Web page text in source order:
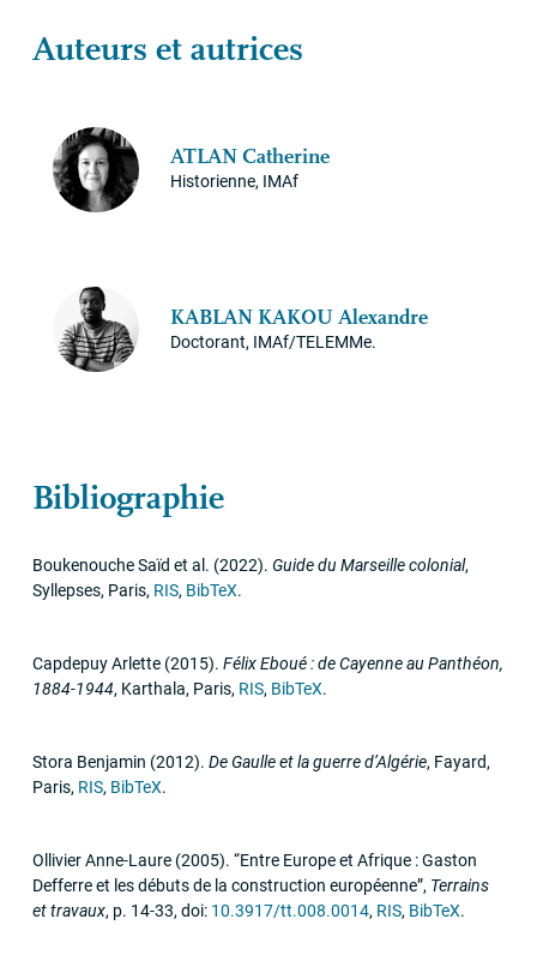
Auteurs et autrices
ATLANCatherine
Historienne, IMAf
KABLAN KAKOUAlexandre
Doctorant, IMAf/TELEMMe.
Bibliographie
Boukenouche Saïd et al. (2022). Guide du Marseille colonial,
Syllepses, Paris, RIS, BibTeX.
Capdepuy Arlette (2015). Félix Eboué : de Cayenne au Panthéon,
1884-1944, Karthala, Paris, RIS, BibTeX.
Stora Benjamin (2012). De Gaulle et la guerre d’Algérie, Fayard,
Paris, RIS, BibTeX.
Ollivier Anne-Laure (2005). “Entre Europe et Afrique : Gaston
Defferre et les débuts de la construction européenne”, Terrains
et travaux, p. 14-33,doi: 10.3917/tt.008.0014, RIS, BibTeX.